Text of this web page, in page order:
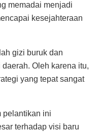
memadai menjadi
kesejahteraan
gizi buruk dan
Oleh karena itu,
yang tepat sangat
pelantikan ini
terhadap visi baru